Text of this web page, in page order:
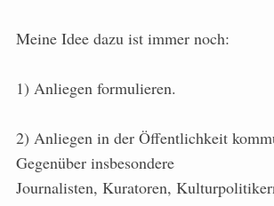
Meine Idee dazu ist immer noch:
1) Anliegen formulieren.
2) Anliegen in der Öffentlichkeit
Gegenüber insbesondere
Journalisten, Kuratoren,